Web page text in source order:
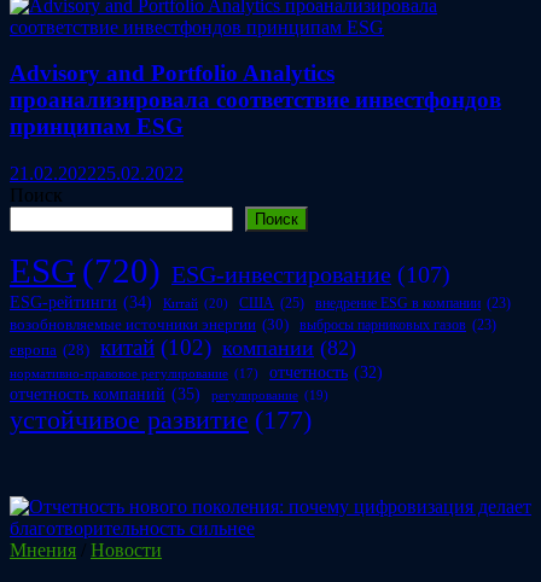
Advisory and Portfolio Analytics
проанализировала соответствие инвестфондов
принципам ESG
21.02.202225.02.2022
Поиск
Поиск
ESG (720) ESG-инвестирование (107)
ESG-рейтинги (34) Китай (20) США (25) внедрение ESG в компании (23)
возобновляемые источники энергии (30) выбросы парниковых газов (23)
европа (28) китай (102) компании (82)
нормативно-правовое регулирование (17) отчетность (32)
отчетность компаний (35) регулирование (19)
устойчивое развитие (177)
Мнения / Новости